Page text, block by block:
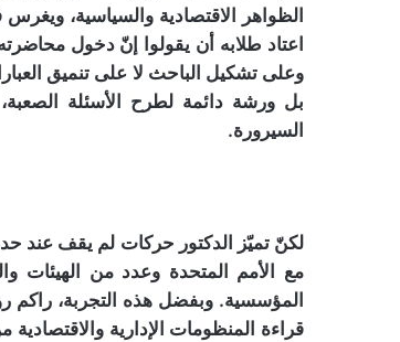
الظواهر الاقتصادية والسياسية،
اعتاد طلابه أن يقولوا إنّ دخول
وعلى تشكيل الباحث لا على تنميق
بل ورشة دائمة لطرح الأسئلة
السيرورة.
لكنّ تميّز الدكتور حركات لم يقف عند
مع الأمم المتحدة وعدد من الهيئات
المؤسسية. وبفضل هذه التجربة، راكم
قراءة المنظومات الإدارية